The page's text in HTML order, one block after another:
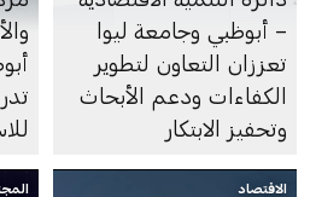
– أبوظبي وجامعة ليوا
تعززان التعاون لتطوير
الكفاءات ودعم الأبحاث
وتحفيز الابتكار
الاقتصاد